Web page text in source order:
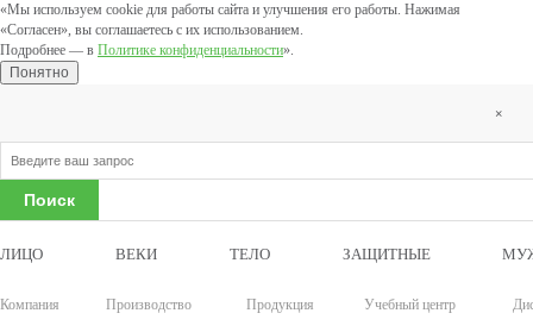
«Мы используем cookie для работы сайта и улучшения его работы. Нажимая
«Согласен», вы соглашаетесь с их использованием.
Подробнее — в Политике конфиденциальности».
Понятно
×
ЛИЦО ВЕКИ ТЕЛО ЗАЩИТНЫЕ
Компания Производство Продукция Учебный центр